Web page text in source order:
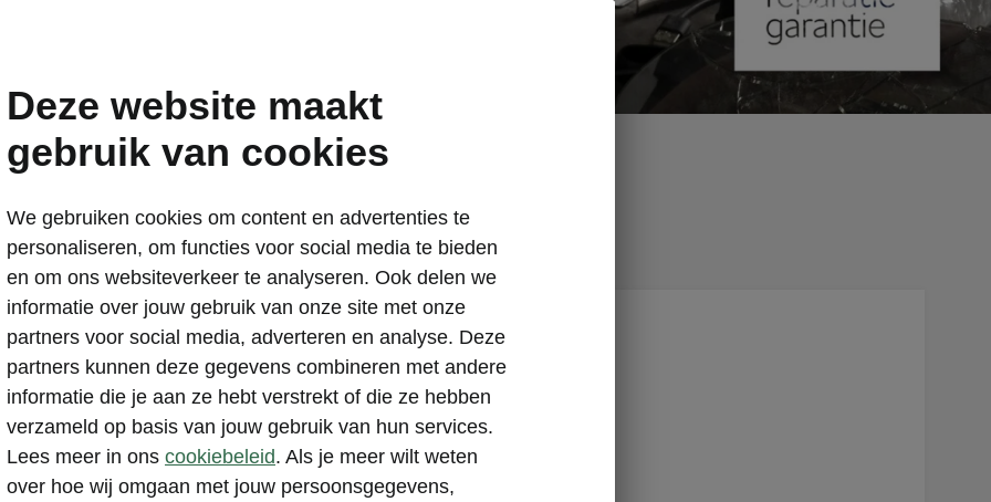
Variabel onderhoud
is hét moment voor Škoda Long Life onderhoud? Daar hoef je
na te denken, de boordcomputer van je Škoda berekent dit
van je rijgedrag en gereden kilometers. Dit kan tot 30.000
of 2 jaar zijn.
online een werkplaatsafspraak in bij jouw Škoda-dealer en
Deze website maakt
gebruik van cookies
We gebruiken cookies om content en advertenties te
personaliseren, om functies voor social media te bieden
en om ons websiteverkeer te analyseren. Ook delen we
informatie over jouw gebruik van onze site met onze
partners voor social media, adverteren en analyse. Deze
partners kunnen deze gegevens combineren met andere
informatie die je aan ze hebt verstrekt of die ze hebben
verzameld op basis van jouw gebruik van hun services.
Lees meer in ons cookiebeleid. Als je meer wilt weten
over hoe wij omgaan met jouw persoonsgegevens,